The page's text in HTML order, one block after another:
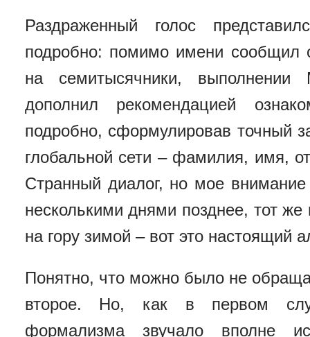
Раздраженный голос
подробно: помимо имени сообщил
на семитысячники,
дополнил рекомендацией
подробно, сформулировав точный
глобальной сети – фамилия, имя,
Странный диалог, но мое внимание
несколькими днями позднее, тот
на гору зимой – вот это настоящий
Понятно, что можно было не
второе. Но, как в первом
формализма звучало вполне